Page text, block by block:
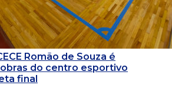
Romão de Souza é
do centro esportivo
final